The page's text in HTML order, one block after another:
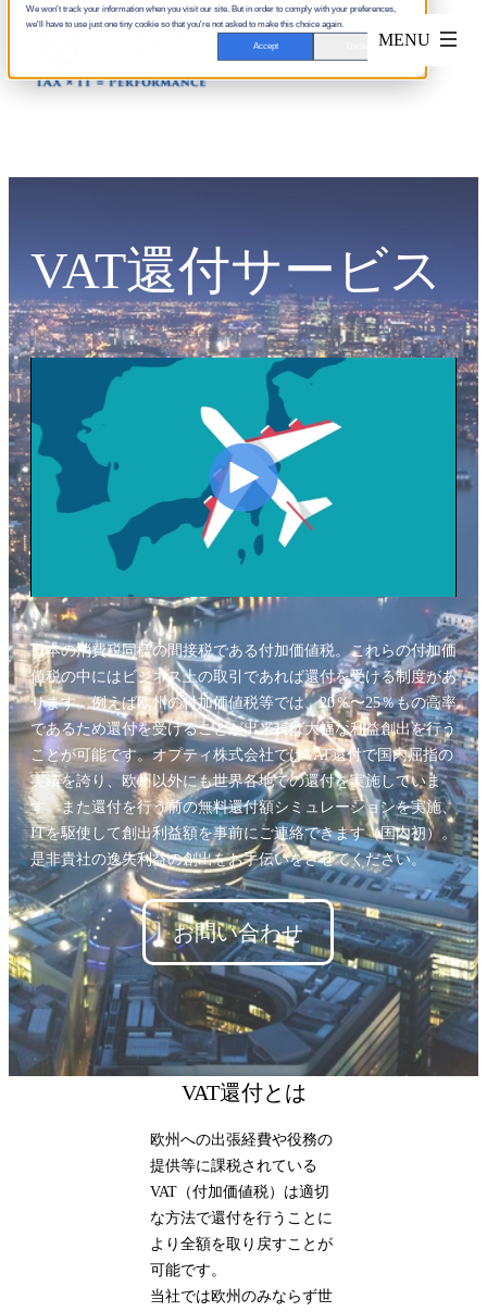
We won't track your information when you visit our site. But in order to comply with your preferences,
we'll have to use just one tiny cookie so that you're not asked to make this choice again.
Accept
VAT還付サービス
日本の消費税同様の間接税である付加価値税。これらの付加価
値税の中にはビジネス上の取引であれば還付を受ける制度があ
ります。例えば欧州の付加価値税等では、20％〜25％もの高率
であるため還付を受けることが出来れば大幅な利益創出を行う
ことが可能です。オプティ株式会社ではVAT還付で国内屈指の
実績を誇り、欧州以外にも世界各地での還付を実施していま
す。また還付を行う前の無料還付額シミュレーションを実施、
ITを駆使して創出利益額を事前にご連絡できます（国内初）。
是非貴社の逸失利益の創出をお手伝いをさせてください。
お問い合わせ
VAT還付とは
欧州への出張経費や役務の
提供等に課税されている
VAT（付加価値税）は適切
な方法で還付を行うことに
より全額を取り戻すことが
可能です。
当社では欧州のみならず世